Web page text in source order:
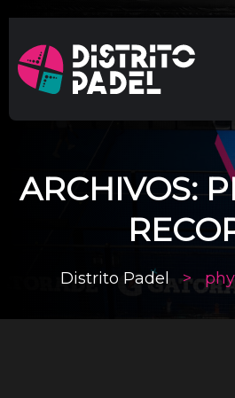
ARCHIVOS:
Distrito Padel >